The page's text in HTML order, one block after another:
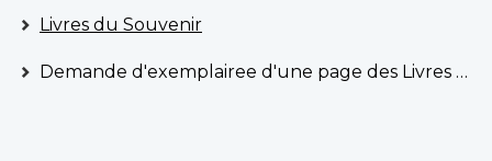
Livres du Souvenir
Demande d'exemplairee d'une page des Livres du Souvenir